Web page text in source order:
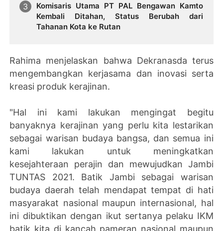
Komisaris Utama PT PAL Bengawan Kamto
Kembali Ditahan, Status Berubah dari
Tahanan Kota ke Rutan
Rahima menjelaskan bahwa Dekranasda terus
mengembangkan kerjasama dan inovasi serta
kreasi produk kerajinan.
"Hal ini kami lakukan mengingat begitu
banyaknya kerajinan yang perlu kita lestarikan
sebagai warisan budaya bangsa, dan semua ini
kami lakukan untuk meningkatkan
kesejahteraan perajin dan mewujudkan Jambi
TUNTAS 2021. Batik Jambi sebagai warisan
budaya daerah telah mendapat tempat di hati
masyarakat nasional maupun internasional, hal
ini dibuktikan dengan ikut sertanya pelaku IKM
batik kita di kancah pameran nasional maupun